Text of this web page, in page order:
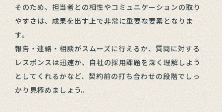
そのため、担当者との相性やコミュニケーションの取り
やすさは、成果を出す上で非常に重要な要素となりま
す。
報告・連絡・相談がスムーズに行えるか、質問に対する
レスポンスは迅速か、自社の採用課題を深く理解しよう
としてくれるかなど、契約前の打ち合わせの段階でしっ
かり見極めましょう。